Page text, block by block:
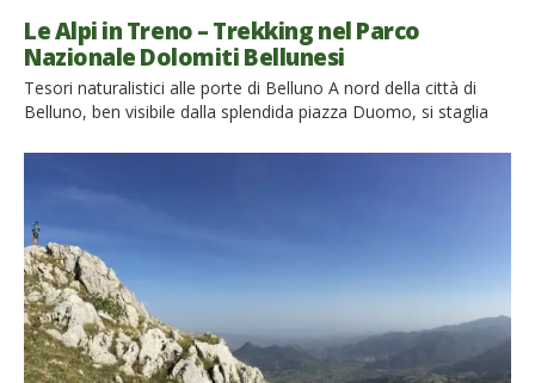
Le Alpi in Treno – Trekking nel Parco
Nazionale Dolomiti Bellunesi
Tesori naturalistici alle porte di Belluno A nord della città di
Belluno, ben visibile dalla splendida piazza Duomo, si staglia
cima più alta del Parco Nazionale Dolomiti Bellunesi. Questa